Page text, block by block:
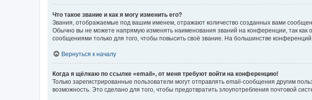
Что такое звание и как я могу изменить его?
Звания, отображаемые под вашим именем, отражают количество созданных вами
Обычно вы не можете напрямую изменять наименования званий на конференции, так
сообщениями только для того, чтобы повысить своё звание. На большинстве
Вернуться к началу
Когда я щёлкаю по ссылке «email», от меня требуют войти на конференцию!
Только зарегистрированные пользователи могут отправлять email-сообщения другим
возможность. Это сделано для того, чтобы предотвратить злоупотребления почтовой